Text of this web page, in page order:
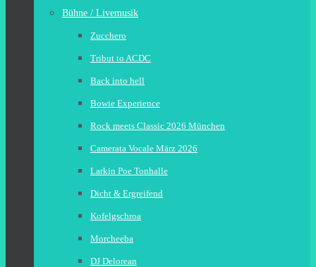
Bühne / Livemusik
Zucchero
Tribut to ACDC
Back into hell
Bowie Experience
Rock meets Classic 2026 München
Camerata Vocale März 2026
Larkin Poe Tonhalle
Dicht & Ergreifend
Kofelgschroa
Morcheeba
DJ Delorean